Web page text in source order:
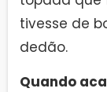
tivesse de
dedão.
Quando